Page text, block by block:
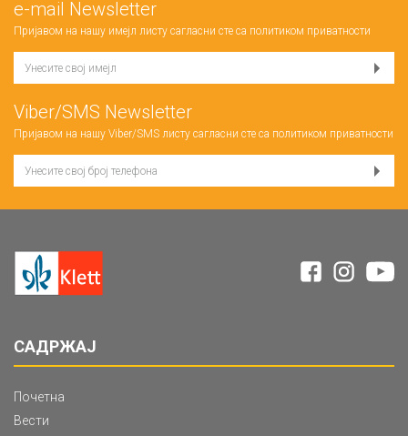
е-mail Newsletter
Пријавом на нашу имејл листу сагласни сте са политиком приватности
Viber/SMS Newsletter
Пријавом на нашу Viber/SMS листу сагласни сте са политиком приватности
САДРЖАЈ
Почетна
Вести